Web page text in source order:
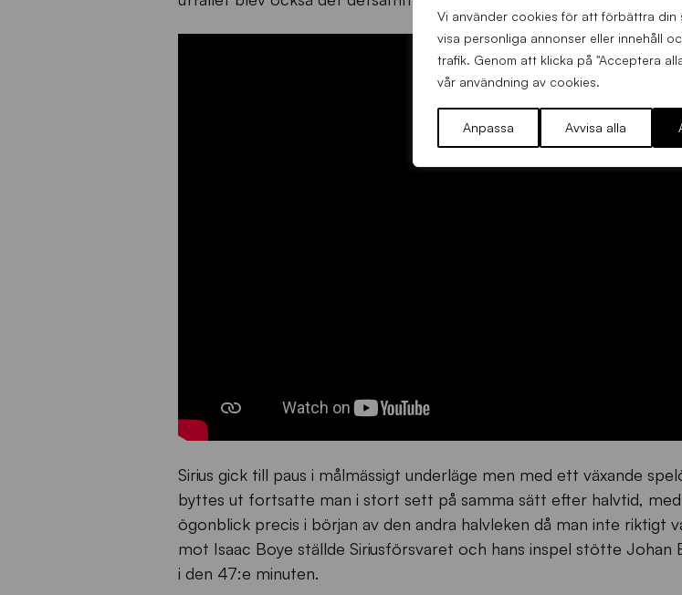
Vi använder cookies för att förbättra din
visa personliga annonser eller innehåll
trafik. Genom att klicka på "Acceptera
vår användning av cookies.
Anpassa Avvisa alla
Sirius gick till paus i målmässigt underläge men med ett växande
byttes ut fortsatte man i stort sett på samma sätt efter halvtid,
ögonblick precis i början av den andra halvleken då man inte riktigt
mot Isaac Boye ställde Siriusförsvaret och hans inspel stötte Johan
i den 47:e minuten.